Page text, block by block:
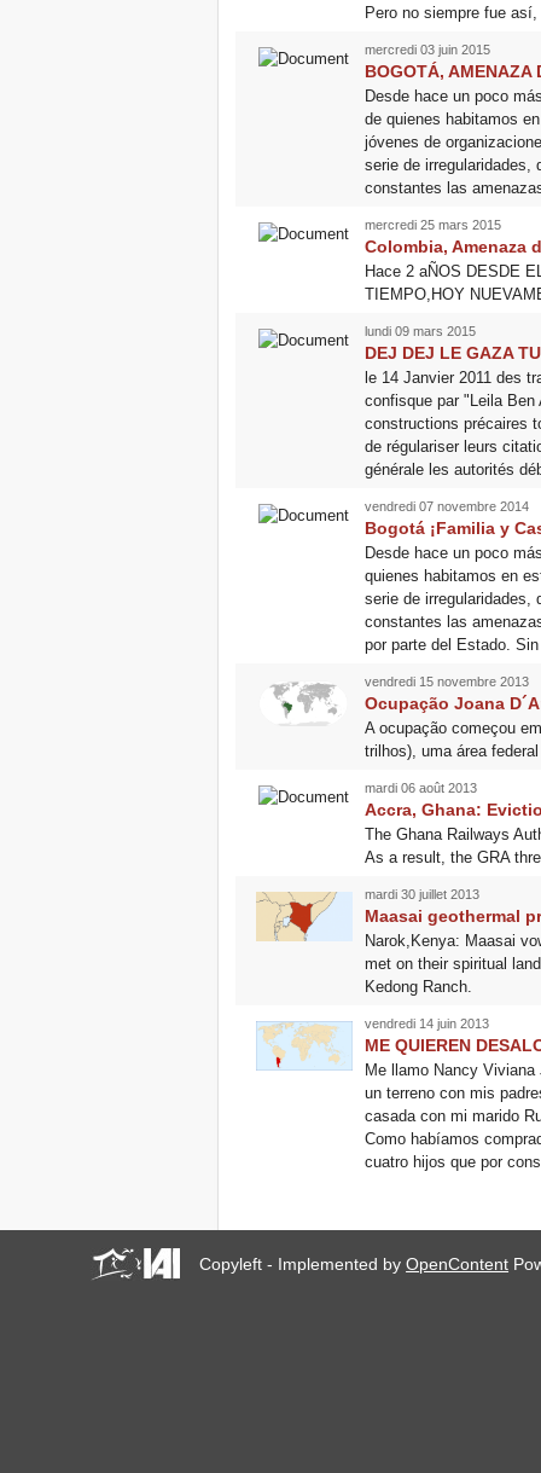
Pero no siempre fue
mercredi 03 juin 2015
BOGOTÁ, AMENAZA
Desde hace un poco
de quienes habitamos
jóvenes de
serie de irregularidades,
constantes las
mercredi 25 mars 2015
Colombia, Amenaza
Hace 2 aÑOS DESDE
TIEMPO,HOY
lundi 09 mars 2015
DEJ DEJ LE GAZA
le 14 Janvier 2011 des
confisque par "Leila
constructions précaires
de régulariser leurs
générale les autorités
vendredi 07 novembre 2014
Bogotá ¡Familia y
Desde hace un poco
quienes habitamos en
serie de irregularidades,
constantes las
por parte del Estado.
vendredi 15 novembre 2013
Ocupação Joana
A ocupação começou
trilhos), uma área
mardi 06 août 2013
Accra, Ghana:
The Ghana Railways
As a result, the GRA
mardi 30 juillet 2013
Maasai geothermal
Narok,Kenya: Maasai
met on their spiritual
Kedong Ranch.
vendredi 14 juin 2013
ME QUIEREN
Me llamo Nancy
un terreno con mis
casada con mi marido
Como habíamos
cuatro hijos que por
Copyleft - Implemented byOpenContent